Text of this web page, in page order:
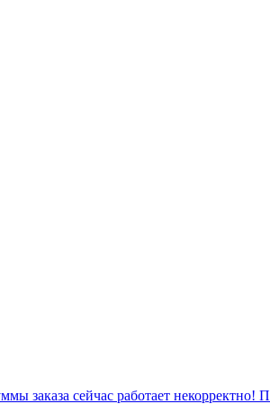
заказа сейчас работает